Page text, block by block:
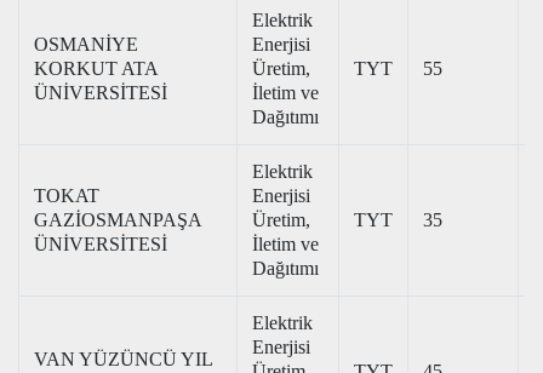
OSMANİYE
KORKUT ATA
ÜNİVERSİTESİ
Elektrik
Enerjisi
Üretim,
İletim ve
Dağıtımı
TYT 55
TOKAT
GAZİOSMANPAŞA
ÜNİVERSİTESİ
Elektrik
Enerjisi
Üretim,
İletim ve
Dağıtımı
TYT 35
VAN YÜZÜNCÜ YIL
Elektrik
Enerjisi